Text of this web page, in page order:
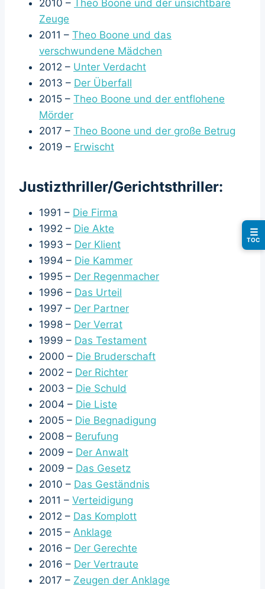
2010 –
Theo Boone und der unsichtbare
Zeuge
2011 – Theo Boone und das
verschwundene Mädchen
2012 – Unter Verdacht
2013 – Der Überfall
2015 – Theo Boone und der entflohene
Mörder
2017 – Theo Boone und der große Betrug
2019 – Erwischt
Justizthriller/Gerichtsthriller:
1991 – Die Firma
1992 – Die Akte
1993 – Der Klient
1994 – Die Kammer
1995 – Der Regenmacher
1996 – Das Urteil
1997 – Der Partner
1998 – Der Verrat
1999 – Das Testament
2000 – Die Bruderschaft
2002 – Der Richter
2003 – Die Schuld
2004 – Die Liste
2005 – Die Begnadigung
2008 – Berufung
2009 – Der Anwalt
2009 – Das Gesetz
2010 – Das Geständnis
2011 – Verteidigung
2012 – Das Komplott
2015 – Anklage
2016 – Der Gerechte
2016 – Der Vertraute
2017 – Zeugen der Anklage
☰
TOC